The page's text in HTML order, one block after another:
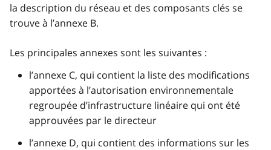
la description du réseau et des composants clés se
trouve à l’annexe B.
Les principales annexes sont les suivantes :
l’annexe C, qui contient la liste des modifications
apportées à l’autorisation environnementale
regroupée d’infrastructure linéaire qui ont été
approuvées par le directeur
l’annexe D, qui contient des informations sur les